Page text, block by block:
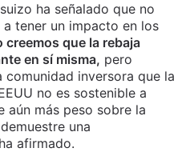
ha señalado que no
tener un impacto en los
creemos que la rebaja
en sí misma, pero
comunidad inversora que la
no es sostenible a
aún más peso sobre la
una
afirmado.